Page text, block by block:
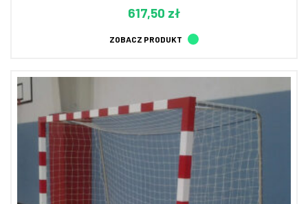
617,50 zł
ZOBACZ PRODUKT